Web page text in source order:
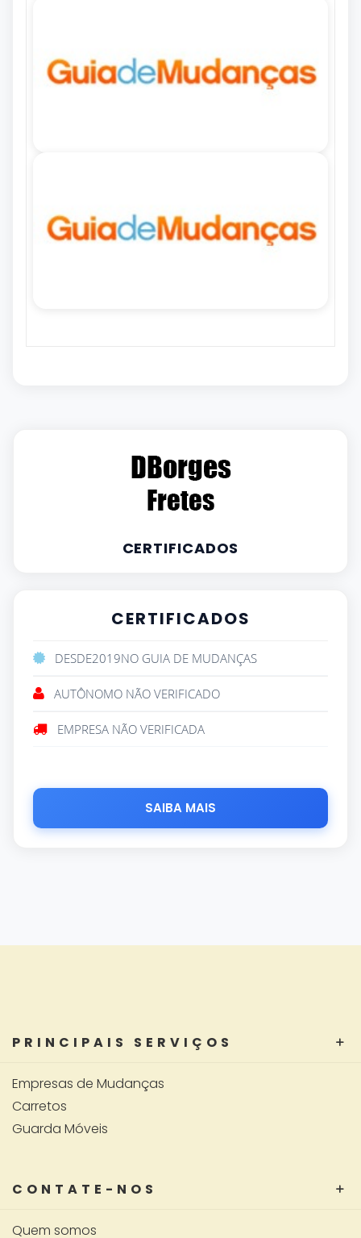
CERTIFICADOS
CERTIFICADOS
DESDE2019NO GUIA DE MUDANÇAS
AUTÔNOMO NÃO VERIFICADO
EMPRESA NÃO VERIFICADA
SAIBA MAIS
PRINCIPAIS SERVIÇOS
Empresas de Mudanças
Carretos
Guarda Móveis
CONTATE-NOS
Quem somos